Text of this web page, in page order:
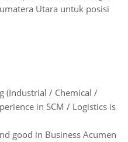
Utara untuk posisi
(Industrial / Chemical /
in SCM / Logistics is
good in Business Acumen